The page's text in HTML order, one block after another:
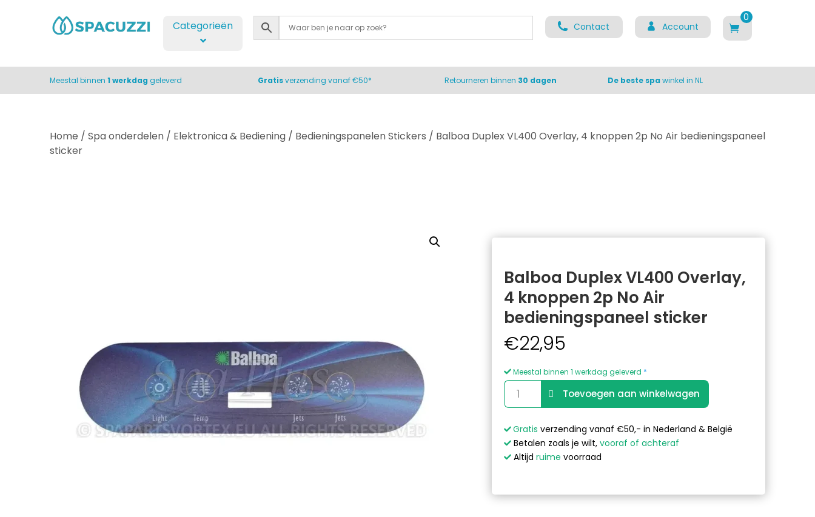
Categorieën Contact Account
0
m
Meestal binnen 1 werkdag geleverd Gratisverzending vanaf €50* Retourneren binnen 30 dagen De beste spa winkel in NL
Home / Spa onderdelen / Elektronica & Bediening / Bedieningspanelen Stickers / Balboa Duplex VL400 Overlay, 4 knoppen 2p No Air bedieningspaneel
sticker
Balboa Duplex VL400 Overlay,
4 knoppen 2p No Air
bedieningspaneel sticker
€22,95
Meestal binnen 1 werkdag geleverd *
Balboa
Duplex
Overlay,
4
knoppen
Air
Toevoegen aan winkelwagen
e
i
Gratisverzending vanaf €50,- in Nederland & België
Betalen zoals je wilt, vooraf of achteraf
Altijd ruimevoorraad